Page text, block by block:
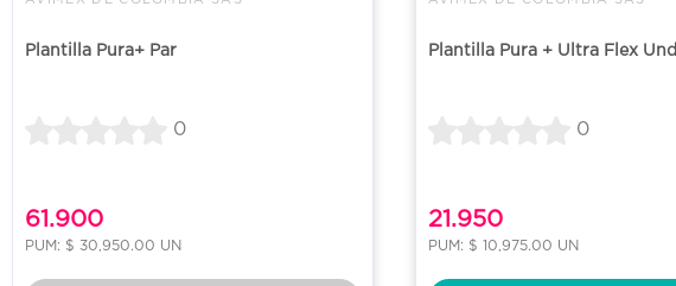
Plantilla Pura+ Par
0
61.900
PUM: $ 30,950.00 UN
Plantilla Pura + Ultra Flex Und
0
21.950
PUM: $ 10,975.00 UN